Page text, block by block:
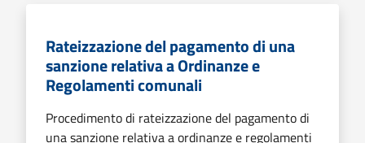
Rateizzazione del pagamento di una
sanzione relativa a Ordinanze e
Regolamenti comunali
Procedimento di rateizzazione del pagamento di
una sanzione relativa a ordinanze e regolamenti